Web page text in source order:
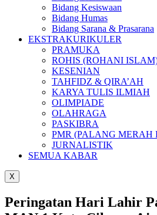
Bidang Kesiswaan
Bidang Humas
Bidang Sarana & Prasarana
EKSTRAKURIKULER
PRAMUKA
ROHIS (ROHANI
KESENIAN
TAHFIDZ & QIRA’AH
KARYA TULIS ILMIAH
OLIMPIADE
OLAHRAGA
PASKIBRA
PMR (PALANG MERAH
JURNALISTIK
SEMUA KABAR
X
Peringatan Hari Lahir